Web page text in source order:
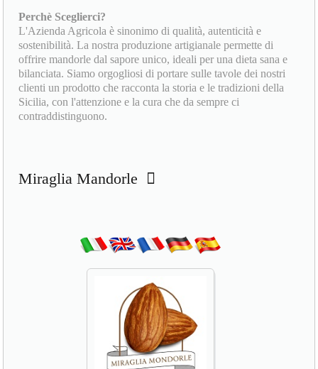
Perchè Sceglierci?
L'Azienda Agricola è sinonimo di qualità, autenticità e
sostenibilità. La nostra produzione artigianale permette di
offrire mandorle dal sapore unico, ideali per una dieta sana e
bilanciata. Siamo orgogliosi di portare sulle tavole dei nostri
clienti un prodotto che racconta la storia e le tradizioni della
Sicilia, con l'attenzione e la cura che da sempre ci
contraddistinguono.
Miraglia Mandorle